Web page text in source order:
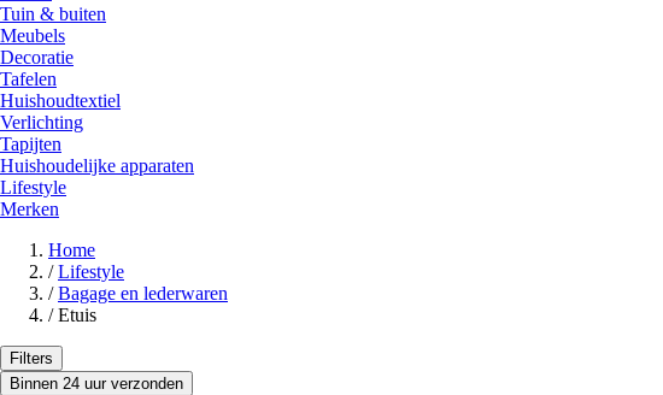
Tuin & buiten
Meubels
Decoratie
Tafelen
Huishoudtextiel
Verlichting
Tapijten
Huishoudelijke apparaten
Lifestyle
Merken
Home
/ Lifestyle
/ Bagage en lederwaren
/ Etuis
Filters
Binnen 24 uur verzonden